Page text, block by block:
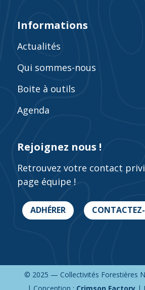
Informations
Actualités
Qui sommes-nous
Boite à outils
Agenda
Rejoignez nous !
Retrouvez votre contact
page équipe !
ADHÉRER
© 2025 — Collectivités Forestières